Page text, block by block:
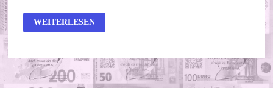
INFLATION
IST
WEITERLESEN